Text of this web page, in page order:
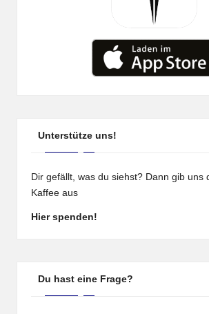
Unterstütze uns!
Dir gefällt, was du siehst? Dann gib uns
Kaffee aus
Hier spenden!
Du hast eine Frage?